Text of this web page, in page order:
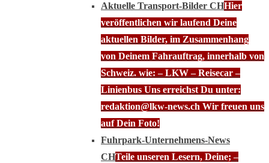
Aktuelle Transport-Bilder CHHier
veröffentlichen wir laufend Deine
aktuellen Bilder, im Zusammenhang
von Deinem Fahrauftrag, innerhalb von
Schweiz. wie: – LKW – Reisecar –
Linienbus Uns erreichst Du unter:
redaktion@lkw-news.ch Wir freuen uns
auf Dein Foto!
Fuhrpark-Unternehmens-News
CHTeile unseren Lesern, Deine; –